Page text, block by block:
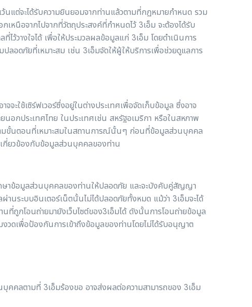
แต่จะได้รับความยินยอมจากท่านแล้วตามที่กฏหมายกำหนด รวม
นือจากไปจากที่วัตถุประสงค์ที่กำหนดไว้ 3เอ็ม จะต้องได้รับ
วางใจได้ เพื่อให้ประมวลผลข้อมูลแก่ 3เอ็ม โดยดำเนินการ
ลอดภัยที่เหมาะสม เช่น 3เอ็มจัดให้ผู้ให้บริการเพื่อช่วยดูแลการ
ะใช้เซิร์ฟเวอร์ซึ่งอยู่ในต่างประเทศเพื่อจัดเก็บข้อมูล ซึ่งอาจ
กประเทศไทย ในประเทศเช่น สหรัฐอเมริกา หรือในสหภาพ
มขั้นตอนที่เหมาะสมในสถานการณ์นั้นๆ ก่อนที่ข้อมูลส่วนบุคคล
เกี่ยวข้องกับข้อมูลส่วนบุคคลของท่าน
ษาข้อมูลส่วนบุคคลของท่านให้ปลอดภัย และจะบังคับคู่สัญญา
านระบบอินเตอร์เน็ตนั้นไม่ได้ปลอดภัยทั้งหมด แม้ว่า 3เอ็มจะได้
ถูกโอนถ่ายมายังเว็บไซต์ของ3เอ็มได้ ดังนั้นการโอนถ่ายข้อมูล
วดเพื่อป้องกันการเข้าถึงข้อมูลของท่านโดยไม่ได้รับอนุญาต
คคลตามที่ 3เอ็มร้องขอ อาจส่งผลต่อความสามารถของ 3เอ็ม